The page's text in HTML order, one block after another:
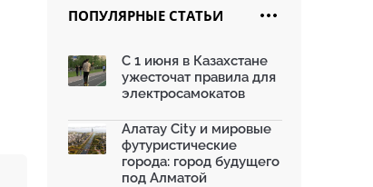
03.07.2026
МЧС усилило мониторинг рек и
02.07.2026
На общественных слушаниях
представили экологическ...
30.06.2026
ПОПУЛЯРНЫЕ СТАТЬИ
С 1 июня в Казахстане
ужесточат правила для
электросамокатов
Алатау City и мировые
футуристические
города: город будущего
под Алматой